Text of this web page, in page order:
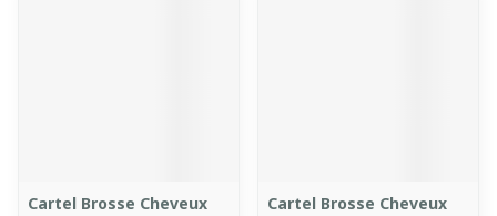
Cartel Brosse Cheveux
Cartel Brosse Cheveux